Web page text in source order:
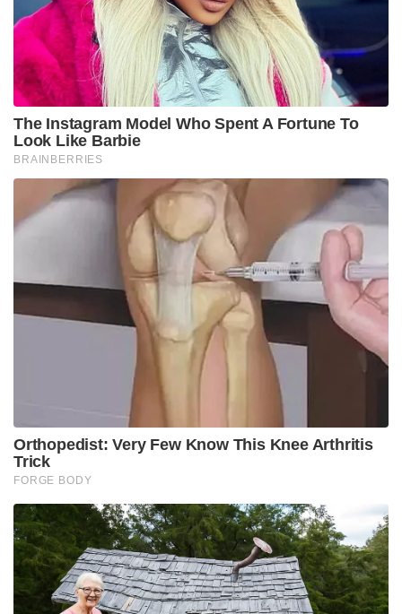
Tags: fake news Covid 19 Kerala Swami Chidanandapuri